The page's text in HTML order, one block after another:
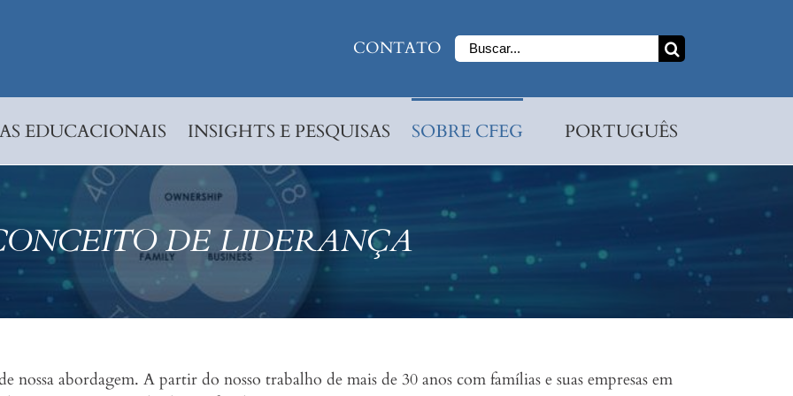
CONTATO
Buscar
para:
EDUCACIONAIS INSIGHTS E PESQUISAS SOBRE CFEG PORTUGUÊS
DE LIDERANÇA
nossa abordagem. A partir do nosso trabalho de mais de 30 anos com famílias e suas empresas em